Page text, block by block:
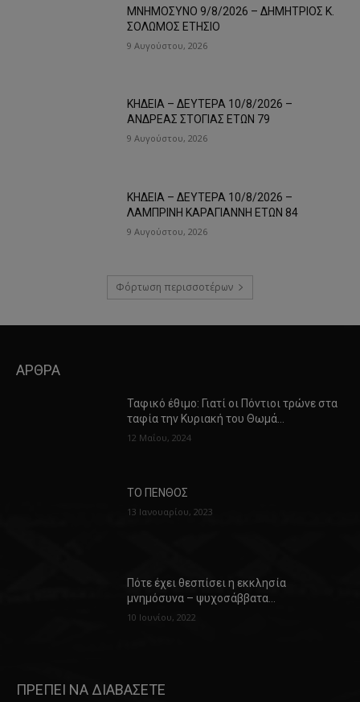
ΜΝΗΜΟΣΥΝΟ 9/8/2026 – ΔΗΜΗΤΡΙΟΣ Κ.
ΣΟΛΩΜΟΣ ΕΤΗΣΙΟ
9 Αυγούστου, 2026
ΚΗΔΕΙΑ – ΔΕΥΤΕΡΑ 10/8/2026 –
ΑΝΔΡΕΑΣ ΣΤΟΓΙΑΣ ΕΤΩΝ 79
9 Αυγούστου, 2026
ΚΗΔΕΙΑ – ΔΕΥΤΕΡΑ 10/8/2026 –
ΛΑΜΠΡΙΝΗ ΚΑΡΑΓΙΑΝΝΗ ΕΤΩΝ 84
9 Αυγούστου, 2026
Φόρτωση περισσοτέρων
ΑΡΘΡΑ
Ταφικό έθιμο: Γιατί οι Πόντιοι τρώνε στα
ταφία την Κυριακή του Θωμά…
12 Μαΐου, 2024
ΤΟ ΠΕΝΘΟΣ
13 Ιανουαρίου, 2023
Πότε έχει θεσπίσει η εκκλησία
μνημόσυνα – ψυχοσάββατα…
10 Ιουνίου, 2022
ΠΡΕΠΕΙ ΝΑ ΔΙΑΒΑΣΕΤΕ